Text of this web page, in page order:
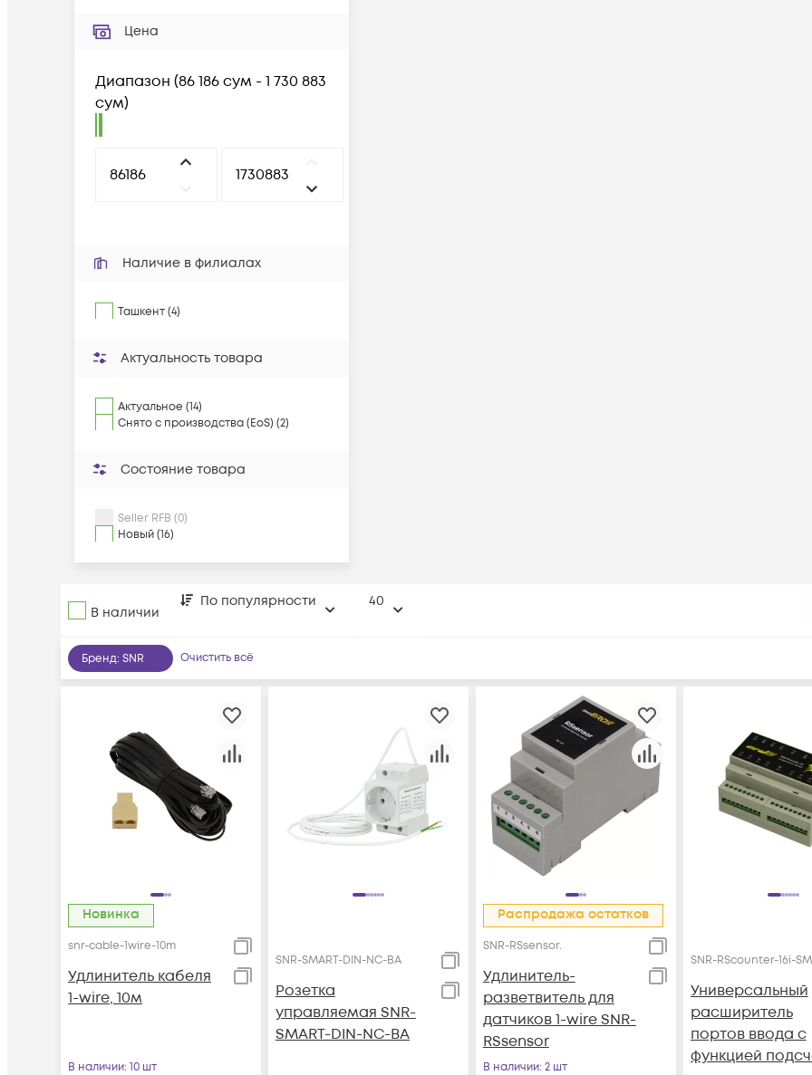
Цена
Диапазон (86 186 сум - 1 730 883
сум)
Наличие в филиалах
Ташкент (4)
Актуальность товара
Актуальное (14)
Снято с производства (EoS) (2)
Состояние товара
Seller RFB (0)
Новый (16)
В наличии
По популярности 40
Бренд: SNR Очистить всё
Новинка
snr-cable-1wire-10m
Удлинитель кабеля
1-wire, 10м
В наличии: 10 шт
SNR-SMART-DIN-NC-BA
Розетка
управляемая SNR-
SMART-DIN-NC-BA
Распродажа остатков
SNR-RSsensor.
Удлинитель-
разветвитель для
датчиков 1-wire SNR-
RSsensor
В наличии: 2 шт
SNR-RScounter-16i-
Универсальный
расширитель
портов ввода с
функцией